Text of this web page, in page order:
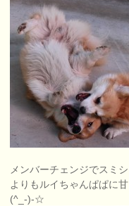
メンバーチェンジでスミ
よりもルイちゃんぱぱに
(^_-)-☆